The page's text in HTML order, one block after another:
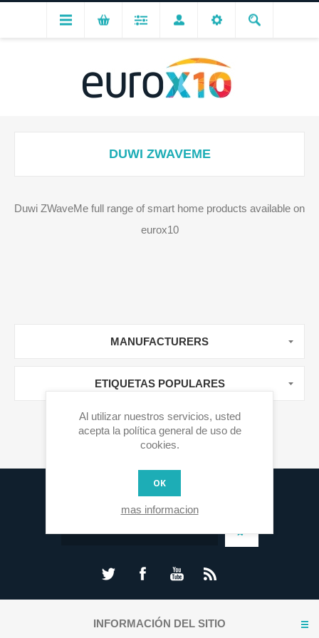
DUWI ZWAVEME
Duwi ZWaveMe full range of smart home products available on
eurox10
MANUFACTURERS
ETIQUETAS POPULARES
Lista de Correo
INFORMACIÓN DEL SITIO
Al utilizar nuestros servicios, usted
acepta la política general de uso de
cookies.
OK
mas informacion